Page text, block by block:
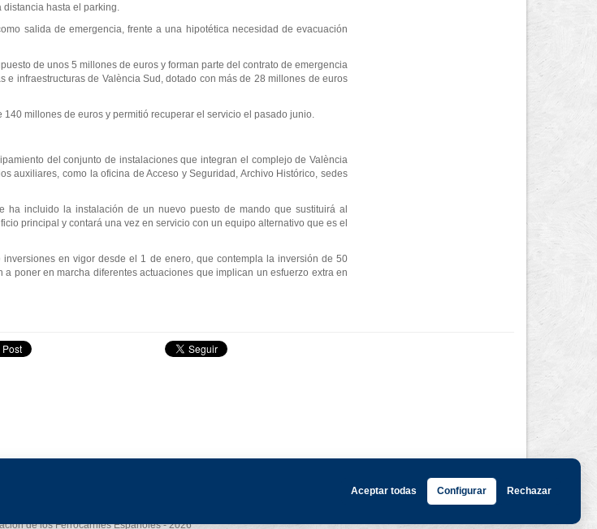
Aceptar todas Configurar Rechazar
hasta el parking.
salida de emergencia, frente a una hipotética necesidad de evacuación
de unos 5 millones de euros y forman parte del contrato de emergencia
infraestructuras de València Sud, dotado con más de 28 millones de euros
millones de euros y permitió recuperar el servicio el pasado junio.
del conjunto de instalaciones que integran el complejo de València
auxiliares, como la oficina de Acceso y Seguridad, Archivo Histórico, sedes
ha incluido la instalación de un nuevo puesto de mando que sustituirá al
principal y contará una vez en servicio con un equipo alternativo que es el
en vigor desde el 1 de enero, que contempla la inversión de 50
poner en marcha diferentes actuaciones que implican un esfuerzo extra en
de los Ferrocarriles Españoles - 2026